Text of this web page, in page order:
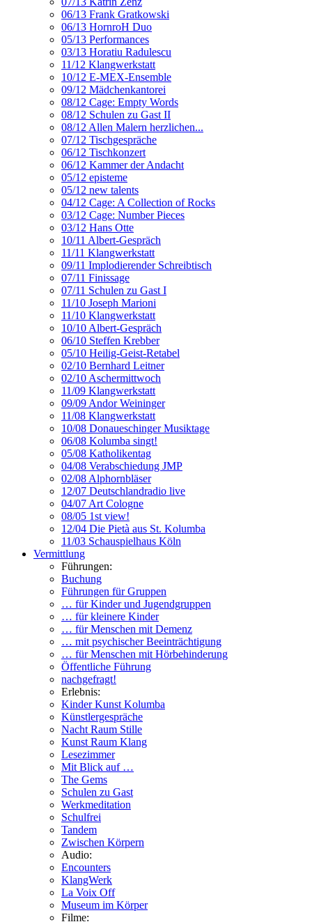
06/13 Frank Gratkowski
06/13 HornroH Duo
05/13 Performances
03/13 Horatiu Radulescu
11/12 Klangwerkstatt
10/12 E-MEX-Ensemble
09/12 Mädchenkantorei
08/12 Cage: Empty Words
08/12 Schulen zu Gast II
08/12 Allen Malern herzlichen...
07/12 Tischgespräche
06/12 Tischkonzert
06/12 Kammer der Andacht
05/12 episteme
05/12 new talents
04/12 Cage: A Collection of Rocks
03/12 Cage: Number Pieces
03/12 Hans Otte
10/11 Albert-Gespräch
11/11 Klangwerkstatt
09/11 Implodierender Schreibtisch
07/11 Finissage
07/11 Schulen zu Gast I
11/10 Joseph Marioni
11/10 Klangwerkstatt
10/10 Albert-Gespräch
06/10 Steffen Krebber
05/10 Heilig-Geist-Retabel
02/10 Bernhard Leitner
02/10 Aschermittwoch
11/09 Klangwerkstatt
09/09 Andor Weininger
11/08 Klangwerkstatt
10/08 Donaueschinger Musiktage
06/08 Kolumba singt!
05/08 Katholikentag
04/08 Verabschiedung JMP
02/08 Alphornbläser
12/07 Deutschlandradio live
04/07 Art Cologne
08/05 1st view!
12/04 Die Pietà aus St. Kolumba
11/03 Schauspielhaus Köln
Vermittlung
Führungen:
Buchung
Führungen für Gruppen
… für Kinder und Jugendgruppen
… für kleinere Kinder
… für Menschen mit Demenz
… mit psychischer Beeinträchtigung
… für Menschen mit Hörbehinderung
Öffentliche Führung
nachgefragt!
Erlebnis:
Kinder Kunst Kolumba
Künstlergespräche
Nacht Raum Stille
Kunst Raum Klang
Lesezimmer
Mit Blick auf …
The Gems
Schulen zu Gast
Werkmeditation
Schulfrei
Tandem
Zwischen Körpern
Audio:
Encounters
KlangWerk
La Voix Off
Museum im Körper
Filme: